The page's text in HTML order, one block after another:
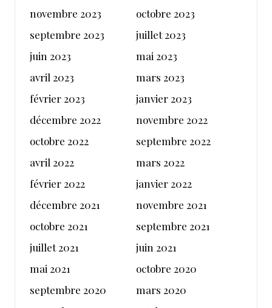
novembre 2023
octobre 2023
septembre 2023
juillet 2023
juin 2023
mai 2023
avril 2023
mars 2023
février 2023
janvier 2023
décembre 2022
novembre 2022
octobre 2022
septembre 2022
avril 2022
mars 2022
février 2022
janvier 2022
décembre 2021
novembre 2021
octobre 2021
septembre 2021
juillet 2021
juin 2021
mai 2021
octobre 2020
septembre 2020
mars 2020